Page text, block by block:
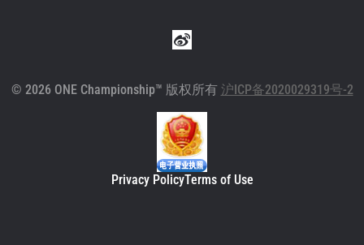
© 2026 ONE Championship™ 版权所有 沪ICP备2020029319号-2
Privacy PolicyTerms of Use